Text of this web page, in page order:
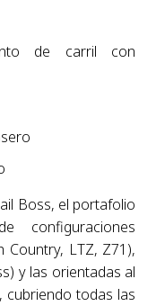
de carril con
Boss, el portafolio
configuraciones
Country, LTZ, Z71),
y las orientadas al
cubriendo todas las